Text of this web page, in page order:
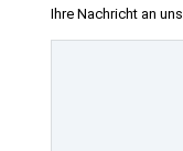
Ihre Nachricht an uns